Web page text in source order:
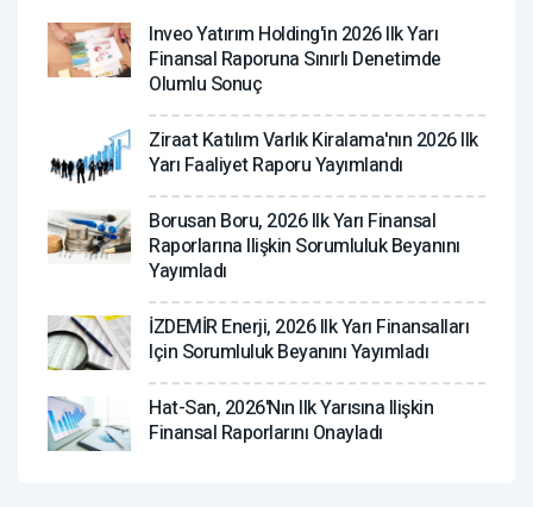
Inveo Yatırım Holding'in 2026 Ilk Yarı
Finansal Raporuna Sınırlı Denetimde
Olumlu Sonuç
Ziraat Katılım Varlık Kiralama'nın 2026 Ilk
Yarı Faaliyet Raporu Yayımlandı
Borusan Boru, 2026 Ilk Yarı Finansal
Raporlarına Ilişkin Sorumluluk Beyanını
Yayımladı
İZDEMİR Enerji, 2026 Ilk Yarı Finansalları
Için Sorumluluk Beyanını Yayımladı
Hat-San, 2026'nın Ilk Yarısına Ilişkin
Finansal Raporlarını Onayladı